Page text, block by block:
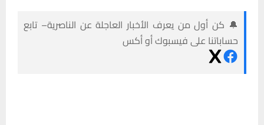
🔔 كن أول من يعرف الأخبار العاجلة عن الناصرية– تابع
حساباتنا على فيسبوك أو أكس